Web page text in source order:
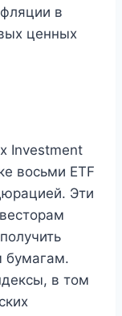
в
ценных
Investment
восьми ETF
Эти
бумагам.
в том